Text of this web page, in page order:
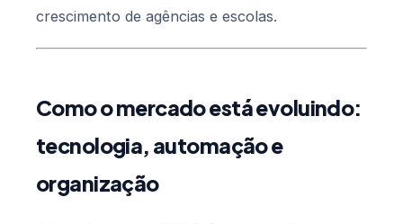
crescimento de agências e escolas.
Como o mercado está evoluindo:
tecnologia, automação e
organização